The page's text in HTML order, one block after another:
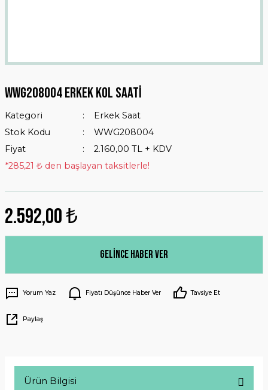
Wwg208004 Erkek Kol Saati
Kategori
Erkek Saat
Stok Kodu
WWG208004
Fiyat
2.160,00 TL + KDV
*285,21 ₺ den başlayan taksitlerle!
2.592,00 ₺
Gelince Haber Ver
Yorum Yaz Fiyatı Düşünce Haber Ver Tavsiye Et
Paylaş
Ürün Bilgisi